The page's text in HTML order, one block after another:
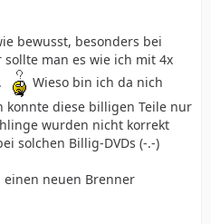
bewusst, besonders bei
man es wie ich mit 4x
Wieso bin ich da nich
konnte diese billigen Teile nur
wurden nicht korrekt
solchen Billig-DVDs (-.-)
einen neuen Brenner